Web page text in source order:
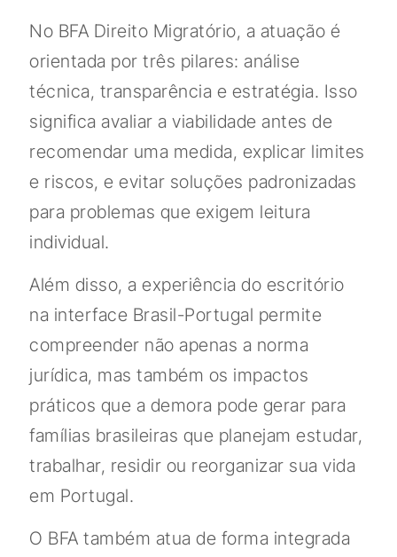
No BFA Direito Migratório, a atuação é
orientada por três pilares: análise
técnica, transparência e estratégia. Isso
significa avaliar a viabilidade antes de
recomendar uma medida, explicar limites
e riscos, e evitar soluções padronizadas
para problemas que exigem leitura
individual.
Além disso, a experiência do escritório
na interface Brasil-Portugal permite
compreender não apenas a norma
jurídica, mas também os impactos
práticos que a demora pode gerar para
famílias brasileiras que planejam estudar,
trabalhar, residir ou reorganizar sua vida
em Portugal.
O BFA também atua de forma integrada